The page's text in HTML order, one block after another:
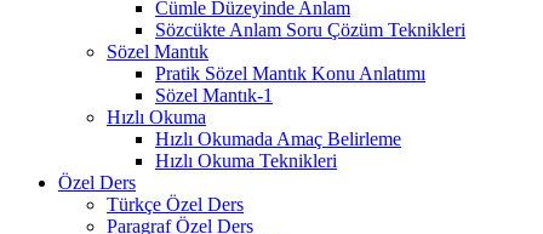
Cümle Düzeyinde Anlam
Sözcükte Anlam Soru Çözüm Teknikleri
Sözel Mantık
Pratik Sözel Mantık Konu Anlatımı
Sözel Mantık-1
Hızlı Okuma
Hızlı Okumada Amaç Belirleme
Hızlı Okuma Teknikleri
Özel Ders
Türkçe Özel Ders
Paragraf Özel Ders